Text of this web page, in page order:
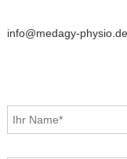
info@medagy-physio.de